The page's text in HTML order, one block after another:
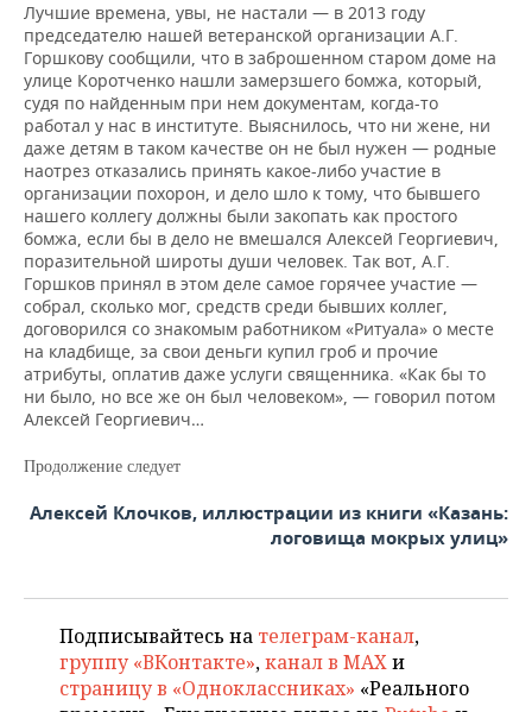
Лучшие времена, увы, не настали — в 2013 году
председателю нашей ветеранской организации А.Г.
Горшкову сообщили, что в заброшенном старом доме на
улице Коротченко нашли замерзшего бомжа, который,
судя по найденным при нем документам, когда-то
работал у нас в институте. Выяснилось, что ни жене, ни
даже детям в таком качестве он не был нужен — родные
наотрез отказались принять какое-либо участие в
организации похорон, и дело шло к тому, что бывшего
нашего коллегу должны были закопать как простого
бомжа, если бы в дело не вмешался Алексей Георгиевич,
поразительной широты души человек. Так вот, А.Г.
Горшков принял в этом деле самое горячее участие —
собрал, сколько мог, средств среди бывших коллег,
договорился со знакомым работником «Ритуала» о месте
на кладбище, за свои деньги купил гроб и прочие
атрибуты, оплатив даже услуги священника. «Как бы то
ни было, но все же он был человеком», — говорил потом
Алексей Георгиевич…
Продолжение следует
Алексей Клочков, иллюстрации из книги «Казань:
логовища мокрых улиц»
Подписывайтесь на телеграм-канал,
группу «ВКонтакте»,канал в MAXи
страницу в «Одноклассниках» «Реального